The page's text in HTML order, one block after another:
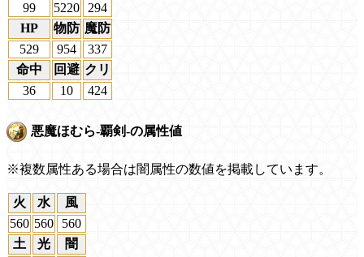
99
5220 294
HP
物防 魔防
529
954
337
命中
回避 クリ
36
10 424
悪魔ほむら-覇剣-の属性値
※複数属性ある場合は闇属性の数値を掲載しています。
火 水
風
560 560
560
土
光
闇